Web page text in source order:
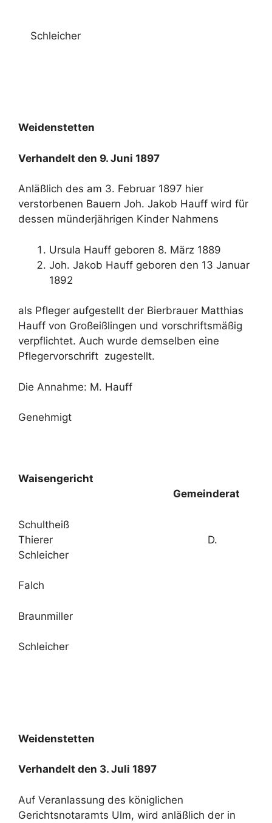
Schleicher
Weidenstetten
Verhandelt den 9. Juni 1897
Anläßlich des am 3. Februar 1897 hier
verstorbenen Bauern Joh. Jakob Hauff wird für
dessen münderjährigen Kinder Nahmens
Ursula Hauff geboren 8. März 1889
Joh. Jakob Hauff geboren den 13 Januar
1892
als Pfleger aufgestellt der Bierbrauer Matthias
Hauff von Großeißlingen und vorschriftsmäßig
verpflichtet. Auch wurde demselben eine
Pflegervorschrift zugestellt.
Die Annahme: M. Hauff
Genehmigt
Waisengericht
Gemeinderat
Schultheiß
Thierer D.
Schleicher
Falch
Braunmiller
Schleicher
Weidenstetten
Verhandelt den 3. Juli 1897
Auf Veranlassung des königlichen
Gerichtsnotaramts Ulm, wird anläßlich der in